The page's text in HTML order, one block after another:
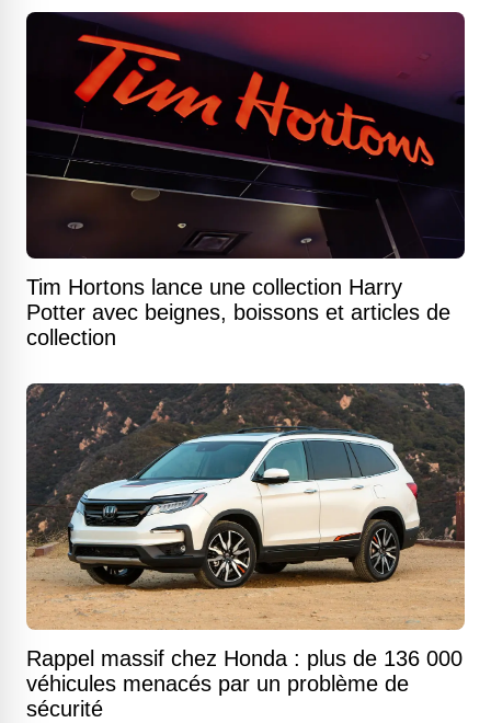
Tim Hortons lance une collection Harry
Potter avec beignes, boissons et articles de
collection
Rappel massif chez Honda : plus de 136 000
véhicules menacés par un problème de
sécurité